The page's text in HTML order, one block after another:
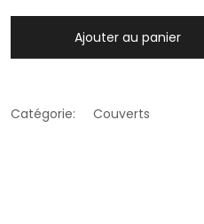
Ajouter au panier
Catégorie: Couverts